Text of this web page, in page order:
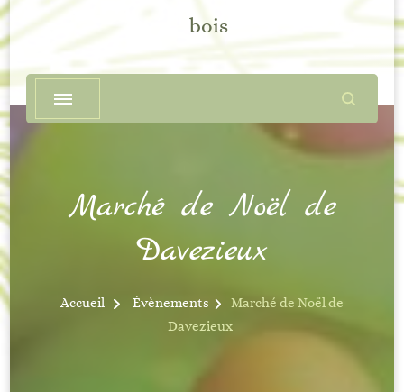
bois
Marché de Noël de
Davezieux
Accueil Évènements
Marché de Noël de
Davezieux